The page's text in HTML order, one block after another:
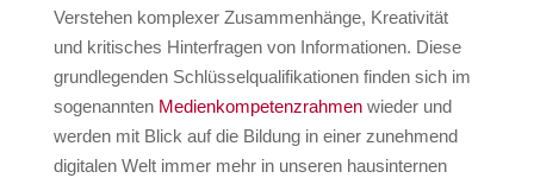
Verstehen komplexer Zusammenhänge, Kreativität
und kritisches Hinterfragen von Informationen. Diese
grundlegenden Schlüsselqualifikationen finden sich im
sogenannten Medienkompetenzrahmenwieder und
werden mit Blick auf die Bildung in einer zunehmend
digitalen Welt immer mehr in unseren hausinternen